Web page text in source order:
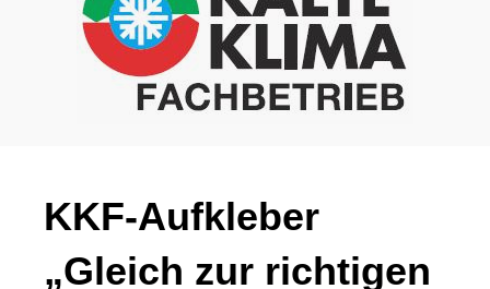
KKF-Aufkleber
„Gleich zur richtigen